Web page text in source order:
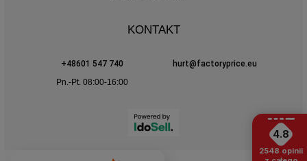
KONTAKT
+48601 547 740
hurt@factoryprice.eu
Pn.-Pt. 08:00-16:00
4.8
2548 opinii